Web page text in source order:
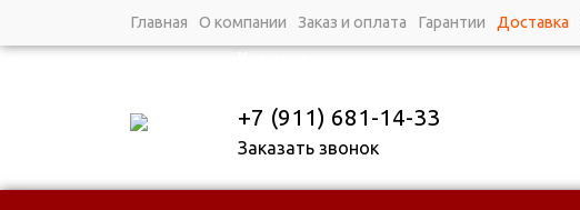
Главная О компании Заказ и оплата Гарантии Доставка
+7 (911) 681-14-33
Заказать звонок